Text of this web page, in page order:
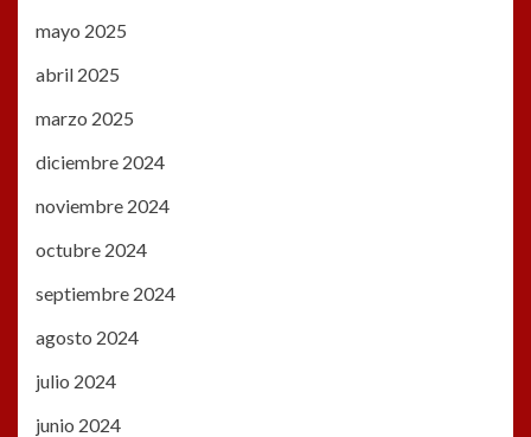
mayo 2025
abril 2025
marzo 2025
diciembre 2024
noviembre 2024
octubre 2024
septiembre 2024
agosto 2024
julio 2024
junio 2024